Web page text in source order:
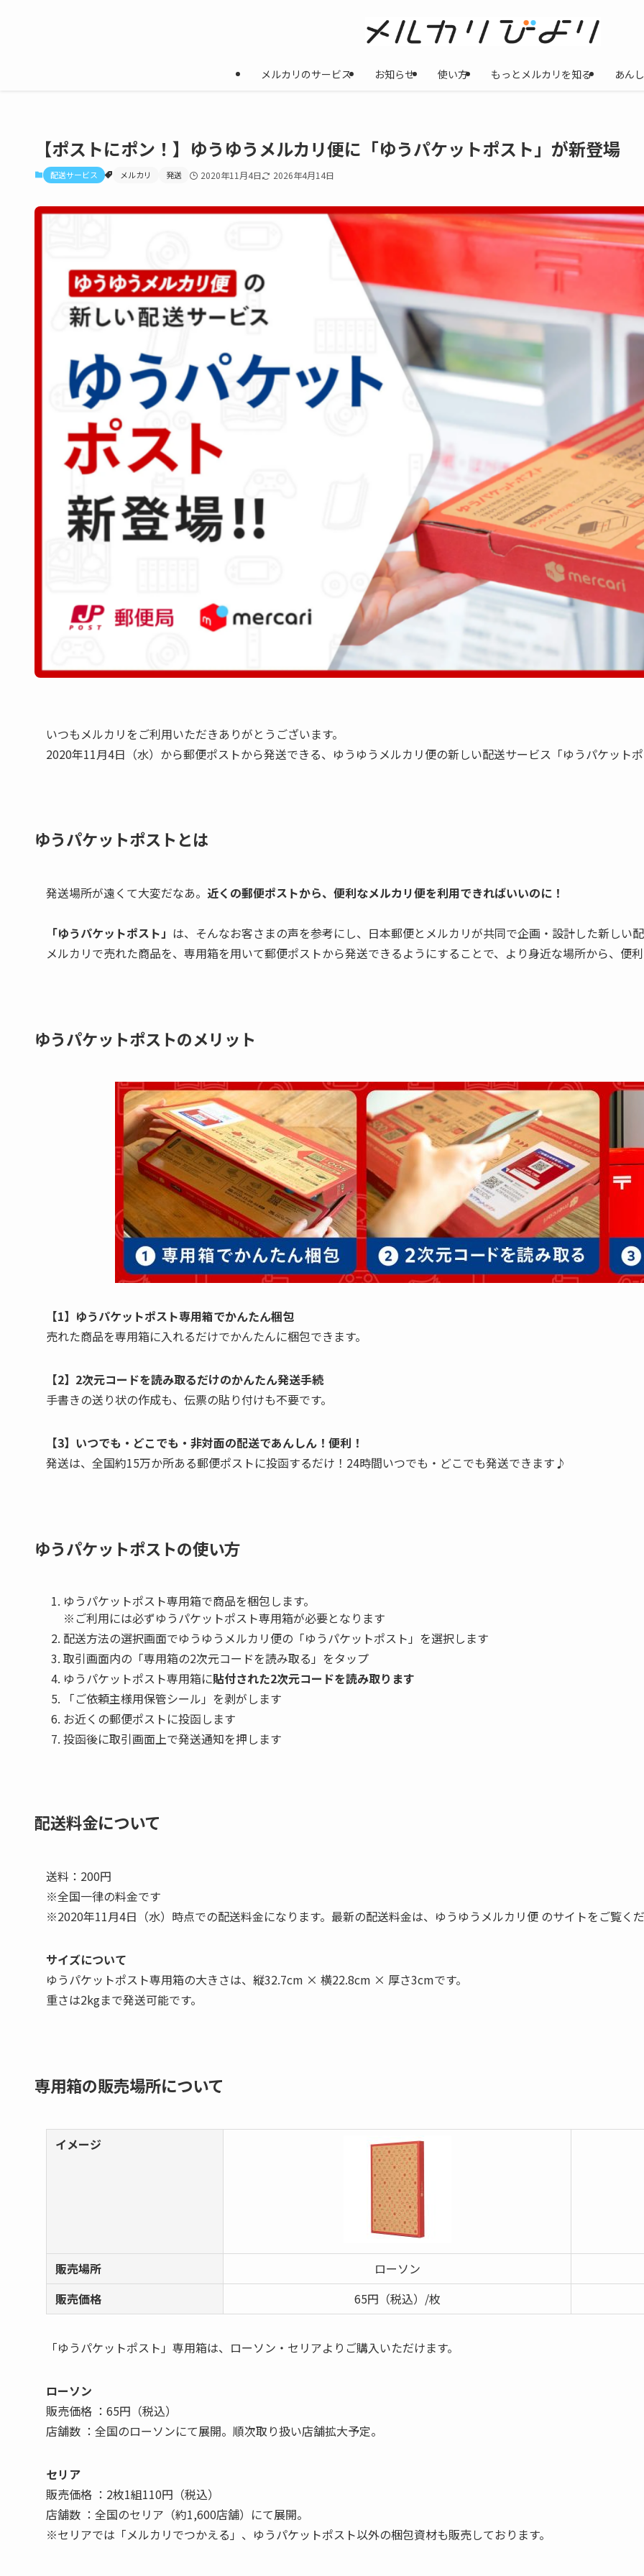
メルカリのサービス お知らせ 使い方 もっとメルカリを知る あん
【ポストにポン！】ゆうゆうメルカリ便に「ゆうパケットポスト」が新登場
配送サービス メルカリ 発送 2020年11月4日 2026年4月14日
いつもメルカリをご利用いただきありがとうございます。
2020年11月4日（水）から郵便ポストから発送できる、ゆうゆうメルカリ便の新しい配送サービス「ゆうパケット
ゆうパケットポストとは
発送場所が遠くて大変だなあ。 近くの郵便ポストから、便利なメルカリ便を利用できればいいのに！
「ゆうパケットポスト」 は、そんなお客さまの声を参考にし、日本郵便とメルカリが共同で企画・設計した新しい
メルカリで売れた商品を、専用箱を用いて郵便ポストから発送できるようにすることで、より身近な場所から、便
ゆうパケットポストのメリット
【1】ゆうパケットポスト専用箱でかんたん梱包
売れた商品を専用箱に入れるだけでかんたんに梱包できます。
【2】2次元コードを読み取るだけのかんたん発送手続
手書きの送り状の作成も、伝票の貼り付けも不要です。
【3】いつでも・どこでも・非対面の配送であんしん！便利！
発送は、全国約15万か所ある郵便ポストに投函するだけ！24時間いつでも・どこでも発送できます♪
ゆうパケットポストの使い方
ゆうパケットポスト専用箱で商品を梱包します。
※ご利用には必ずゆうパケットポスト専用箱が必要となります
配送方法の選択画面でゆうゆうメルカリ便の「ゆうパケットポスト」を選択します
取引画面内の「専用箱の2次元コードを読み取る」をタップ
ゆうパケットポスト専用箱に貼付された2次元コードを読み取ります
「ご依頼主様用保管シール」を剥がします
お近くの郵便ポストに投函します
投函後に取引画面上で発送通知を押します
配送料金について
送料：200円
※全国一律の料金です
※2020年11月4日（水）時点での配送料金になります。最新の配送料金は、ゆうゆうメルカリ便 のサイトをご覧く
サイズについて
ゆうパケットポスト専用箱の大きさは、縦32.7cm × 横22.8cm × 厚さ3cmです。
重さは2kgまで発送可能です。
専用箱の販売場所について
イメージ
販売場所
ローソン
販売価格
65円（税込）/枚
「ゆうパケットポスト」専用箱は、ローソン・セリアよりご購入いただけます。
ローソン
販売価格 ：65円（税込）
店舗数 ：全国のローソンにて展開。順次取り扱い店舗拡大予定。
セリア
販売価格 ：2枚1組110円（税込）
店舗数 ：全国のセリア（約1,600店舗）にて展開。
※セリアでは「メルカリでつかえる」、ゆうパケットポスト以外の梱包資材も販売しております。